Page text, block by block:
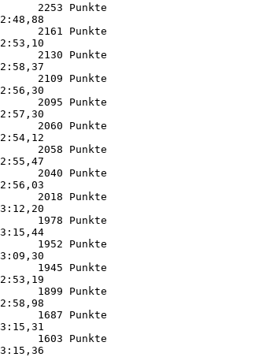
2253 Punkte
2161 Punkte
2130 Punkte
2109 Punkte
2095 Punkte
2060 Punkte
2058 Punkte
2040 Punkte
2018 Punkte
1978 Punkte
1952 Punkte
1945 Punkte
1899 Punkte
1687 Punkte
1603 Punkte